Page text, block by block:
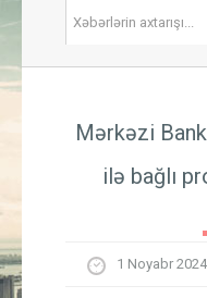
Mərkəzi
ilə bağlı
1 Noyabr